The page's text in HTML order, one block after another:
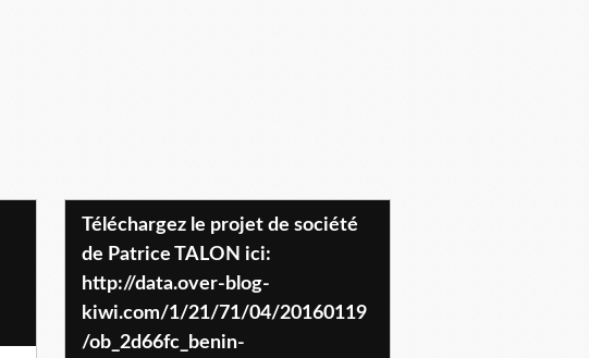
Téléchargez le projet de société
de Patrice TALON ici:
http://data.over-blog-
kiwi.com/1/21/71/04/20160119
/ob_2d66fc_benin-